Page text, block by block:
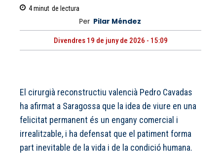
4minut de lectura
Per Pilar Méndez
Divendres 19 de juny de 2026 - 15:09
El cirurgià reconstructiu valencià Pedro Cavadas
ha afirmat a Saragossa que la idea de viure en una
felicitat permanent és un engany comercial i
irrealitzable, i ha defensat que el patiment forma
part inevitable de la vida i de la condició humana.